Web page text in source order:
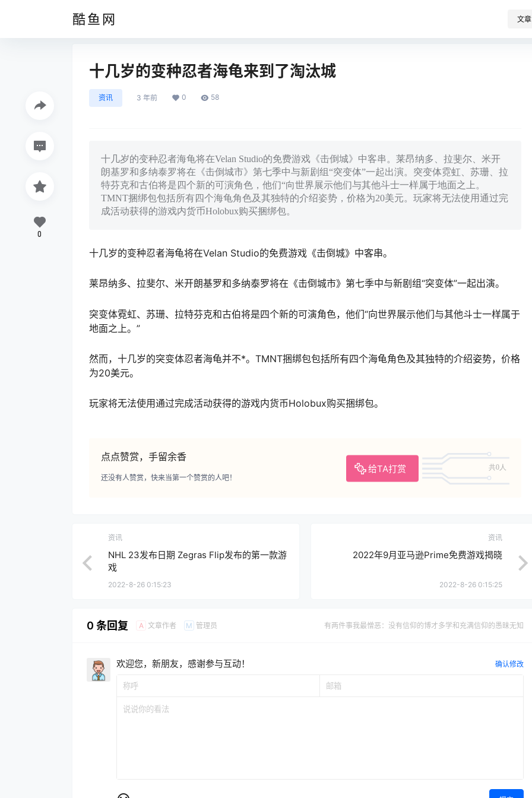
酷鱼网 文章
十几岁的变种忍者海龟来到了淘汰城
资讯 3 年前 0 58
十几岁的变种忍者海龟将在Velan Studio的免费游戏《击倒城》中客串。莱昂纳多、拉斐尔、米开
朗基罗和多纳泰罗将在《击倒城市》第七季中与新剧组“突变体”一起出演。突变体霓虹、苏珊、拉
特芬克和古伯将是四个新的可演角色，他们“向世界展示他们与其他斗士一样属于地面之上。
TMNT捆绑包包括所有四个海龟角色及其独特的介绍姿势，价格为20美元。玩家将无法使用通过完
成活动获得的游戏内货币Holobux购买捆绑包。
十几岁的变种忍者海龟将在Velan Studio的免费游戏《击倒城》中客串。
莱昂纳多、拉斐尔、米开朗基罗和多纳泰罗将在《击倒城市》第七季中与新剧组“突变体”一起出演。
突变体霓虹、苏珊、拉特芬克和古伯将是四个新的可演角色，他们“向世界展示他们与其他斗士一样属于
地面之上。”
然而，十几岁的突变体忍者海龟并不*。TMNT捆绑包包括所有四个海龟角色及其独特的介绍姿势，价格
为20美元。
玩家将无法使用通过完成活动获得的游戏内货币Holobux购买捆绑包。
点点赞赏，手留余香
给TA打赏 共0人
还没有人赞赏，快来当第一个赞赏的人吧！
0
资讯
NHL 23发布日期 Zegras Flip发布的第一款游
戏
2022-8-26 0:15:23
资讯
2022年9月亚马逊Prime免费游戏揭晓
2022-8-26 0:15:25
0 条回复 A 文章作者 M 管理员 有两件事我最憎恶：没有信仰的博才多学和充满信仰的愚昧无知
欢迎您，新朋友，感谢参与互动！ 确认修改